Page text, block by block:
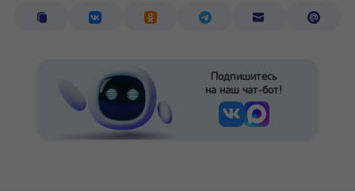
Подпишитесь
на наш чат-бот!